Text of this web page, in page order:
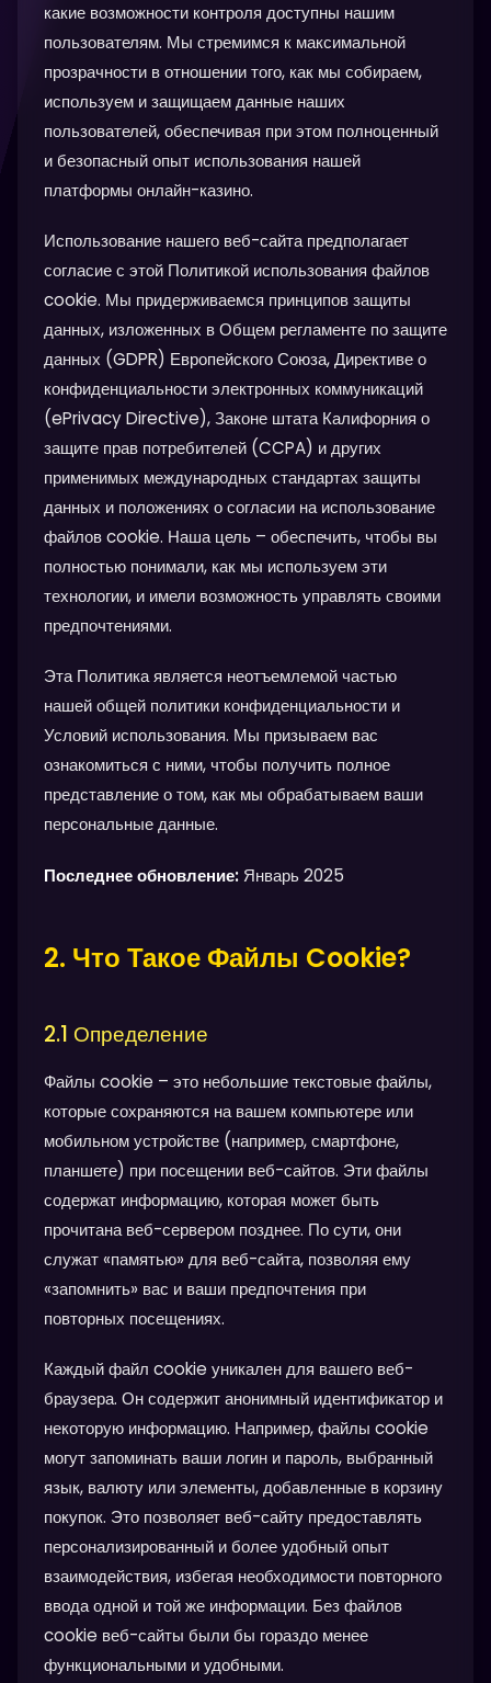
какие возможности контроля доступны нашим
пользователям. Мы стремимся к максимальной
прозрачности в отношении того, как мы собираем,
используем и защищаем данные наших
пользователей, обеспечивая при этом полноценный
и безопасный опыт использования нашей
платформы онлайн-казино.
Использование нашего веб-сайта предполагает
согласие с этой Политикой использования файлов
cookie. Мы придерживаемся принципов защиты
данных, изложенных в Общем регламенте по защите
данных (GDPR) Европейского Союза, Директиве о
конфиденциальности электронных коммуникаций
(ePrivacy Directive), Законе штата Калифорния о
защите прав потребителей (CCPA) и других
применимых международных стандартах защиты
данных и положениях о согласии на использование
файлов cookie. Наша цель – обеспечить, чтобы вы
полностью понимали, как мы используем эти
технологии, и имели возможность управлять своими
предпочтениями.
Эта Политика является неотъемлемой частью
нашей общей политики конфиденциальности и
Условий использования. Мы призываем вас
ознакомиться с ними, чтобы получить полное
представление о том, как мы обрабатываем ваши
персональные данные.
Последнее обновление: Январь 2025
2. Что Такое Файлы Cookie?
2.1 Определение
Файлы cookie – это небольшие текстовые файлы,
которые сохраняются на вашем компьютере или
мобильном устройстве (например, смартфоне,
планшете) при посещении веб-сайтов. Эти файлы
содержат информацию, которая может быть
прочитана веб-сервером позднее. По сути, они
служат «памятью» для веб-сайта, позволяя ему
«запомнить» вас и ваши предпочтения при
повторных посещениях.
Каждый файл cookie уникален для вашего веб-
браузера. Он содержит анонимный идентификатор и
некоторую информацию. Например, файлы cookie
могут запоминать ваши логин и пароль, выбранный
язык, валюту или элементы, добавленные в корзину
покупок. Это позволяет веб-сайту предоставлять
персонализированный и более удобный опыт
взаимодействия, избегая необходимости повторного
ввода одной и той же информации. Без файлов
cookie веб-сайты были бы гораздо менее
функциональными и удобными.